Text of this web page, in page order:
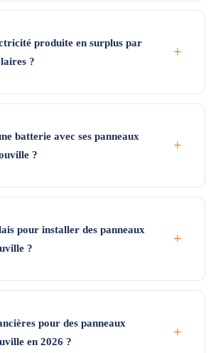
produite en surplus par
?
+
batterie avec ses panneaux
?
+
pour installer des panneaux
?
+
pour des panneaux
en 2026 ?
+